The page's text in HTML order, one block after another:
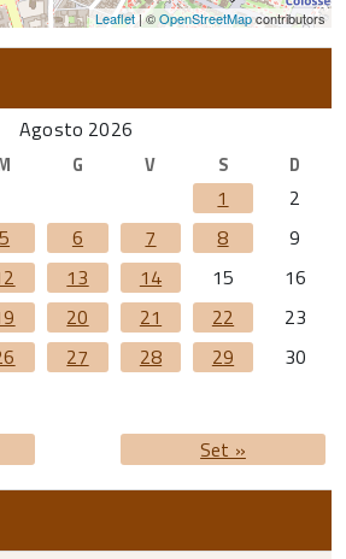
Leaflet| ©OpenStreetMapcontributors
Agosto 2026
G V S D
1
2
5 6 7 8
9
13 14 15
16
20 21 22
23
27 28 29
30
Set »